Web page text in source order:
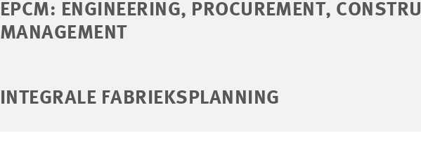
EPCM: ENGINEERING, PROCUREMENT,
MANAGEMENT
INTEGRALE FABRIEKSPLANNING